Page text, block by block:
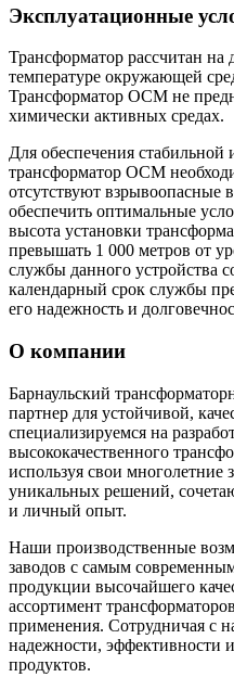
Эксплуатационные
Трансформатор рассчитан
температуре окружающей
Трансформатор ОСМ не
химически активных средах.
Для обеспечения
трансформатор ОСМ
отсутствуют взрывоопасные
обеспечить оптимальные
высота установки
превышать 1 000 метров от
службы данного устройства
календарный срок службы
его надежность и
О компании
Барнаульский
партнер для устойчивой,
специализируемся на
высококачественного
используя свои многолетние
уникальных решений,
и личный опыт.
Наши производственные
заводов с самым
продукции высочайшего
ассортимент
применения. Сотрудничая с
надежности, эффективности
продуктов.